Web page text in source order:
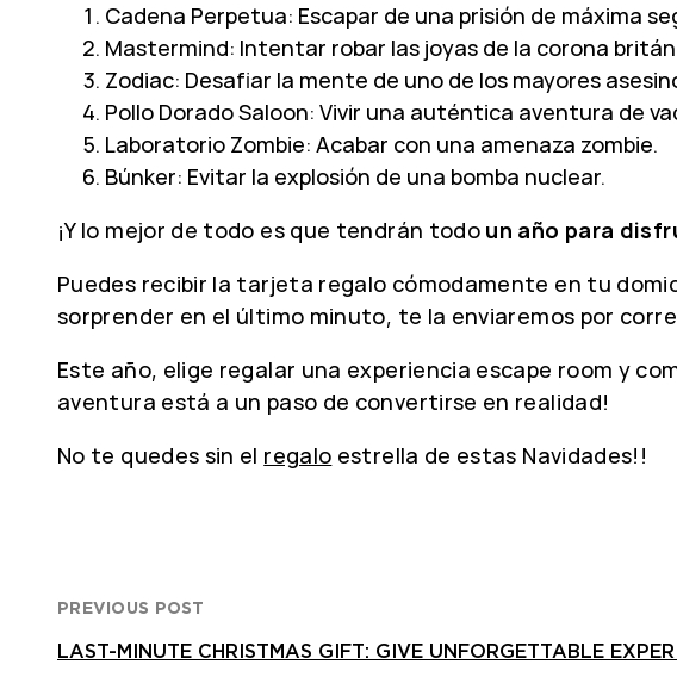
Cadena Perpetua: Escapar de una prisión de máxima
Mastermind: Intentar robar las joyas de la corona
Zodiac: Desafiar la mente de uno de los mayores
Pollo Dorado Saloon: Vivir una auténtica aventura de
Laboratorio Zombie: Acabar con una amenaza zombie.
Búnker: Evitar la explosión de una bomba nuclear.
¡Y lo mejor de todo es que tendrán todo un año para
Puedes recibir la tarjeta regalo cómodamente en tu
sorprender en el último minuto, te la enviaremos por
Este año, elige regalar una experiencia escape room y
aventura está a un paso de convertirse en realidad!
No te quedes sin el regalo estrella de estas Navidades!!
PREVIOUS POST
LAST-MINUTE CHRISTMAS GIFT: GIVE UNFORGETTABLE